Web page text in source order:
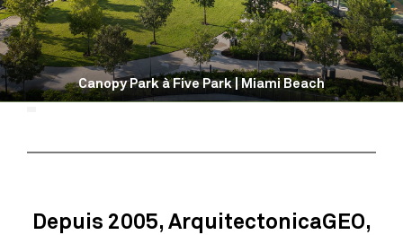
Canopy Park à Five Park | Miami Beach
Depuis 2005, ArquitectonicaGEO,